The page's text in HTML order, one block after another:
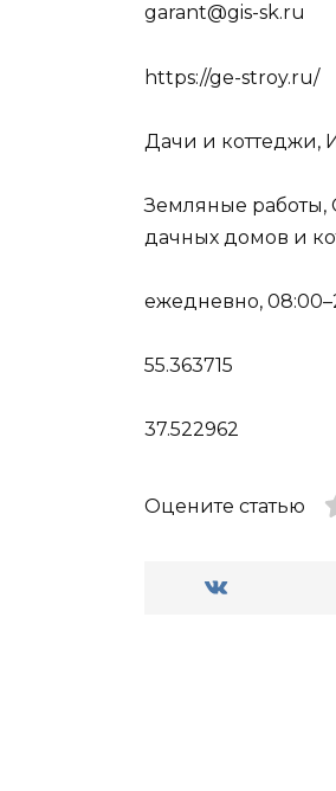
garant@gis-sk.ru
https://ge-stroy.ru/
Дачи и коттеджи,
Земляные работы,
дачных домов и
ежедневно,
55.363715
37.522962
Оцените статью